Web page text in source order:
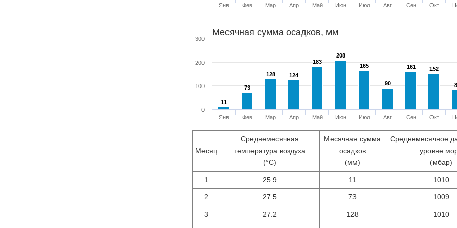
Янв Фев Мар Апр Май Июн Июл Авг Сен Окт
Месячная сумма осадков, мм
11
11
73
73
128
128 124
124
183
183
208
208
165
165
90
90
161
161 152
152
Янв Фев Мар Апр Май Июн Июл Авг Сен Окт
0
100
200
300
Месяц
Среднемесячная
температура воздуха
(°С)
Месячная сумма
осадков
(мм)
Среднемесячное
уровне
(мбар)
1 25.9 11 1010
2 27.5 73 1009
3 27.2 128 1010